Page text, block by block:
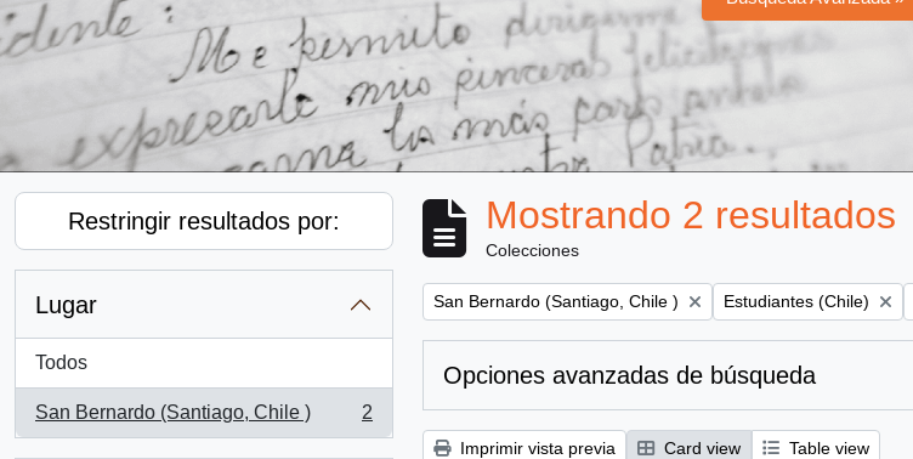
Restringir resultados por:
Lugar
Todos
San Bernardo (Santiago, Chile )
, 2 resultados
2
Mostrando 2 resultados
Colecciones
Remove filter:
San Bernardo (Santiago, Chile ) Remove filter:
Estudiantes (Chile)
Opciones avanzadas de búsqueda
Imprimir vista previa Card view Table view